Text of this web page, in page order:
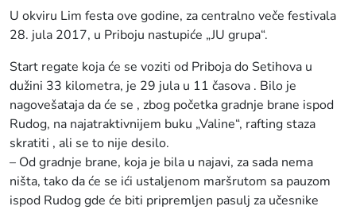
U okviru Lim festa ove godine, za centralno veče festivala
28. jula 2017, u Priboju nastupiće „JU grupa“.
Start regate koja će se voziti od Priboja do Setihova u
dužini 33 kilometra, je 29 jula u 11 časova . Bilo je
nagovešataja da će se , zbog početka gradnje brane ispod
Rudog, na najatraktivnijem buku „Valine“, rafting staza
skratiti , ali se to nije desilo.
– Od gradnje brane, koja je bila u najavi, za sada nema
ništa, tako da će se ići ustaljenom maršrutom sa pauzom
ispod Rudog gde će biti pripremljen pasulj za učesnike